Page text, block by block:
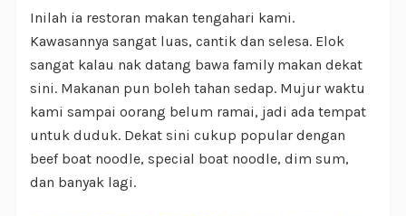
Inilah ia restoran makan tengahari kami.
Kawasannya sangat luas, cantik dan selesa. Elok
sangat kalau nak datang bawa family makan dekat
sini. Makanan pun boleh tahan sedap. Mujur waktu
kami sampai oorang belum ramai, jadi ada tempat
untuk duduk. Dekat sini cukup popular dengan
beef boat noodle, special boat noodle, dim sum,
dan banyak lagi.